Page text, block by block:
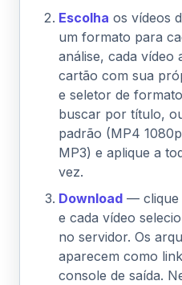
Escolha os vídeos
um formato para
análise, cada vídeo
cartão com sua
e seletor de
buscar por título,
padrão (MP4
MP3) e aplique a
vez.
Download— clique
e cada vídeo
no servidor. Os
aparecem como
console de saída.